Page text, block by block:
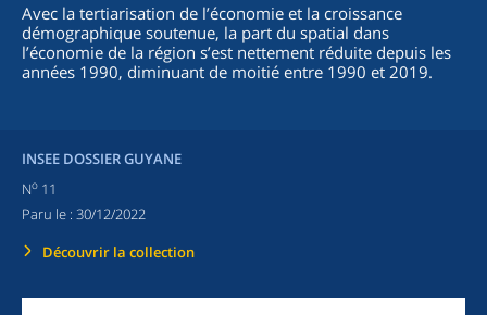
Avec la tertiarisation de l’économie et la croissance
démographique soutenue, la part du spatial dans
l’économie de la région s’est nettement réduite depuis les
années 1990, diminuant de moitié entre 1990 et 2019.
INSEE DOSSIER GUYANE
No 11
Paru le : 30/12/2022
Découvrir la collection